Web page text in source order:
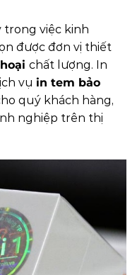
trong việc kinh
được đơn vị thiết
chất lượng. In
vụ in tem bảo
quý khách hàng,
nghiệp trên thị